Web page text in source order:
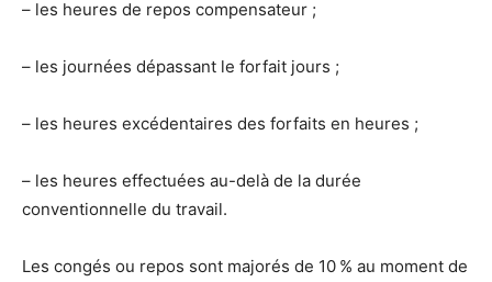
– les heures de repos compensateur ;
– les journées dépassant le forfait jours ;
– les heures excédentaires des forfaits en heures ;
– les heures effectuées au-delà de la durée
conventionnelle du travail.
Les congés ou repos sont majorés de 10 % au moment de